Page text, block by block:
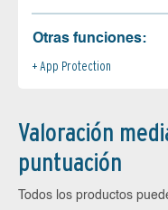
Otras funciones:
App Protection
Valoración
puntuación
Todos los productos